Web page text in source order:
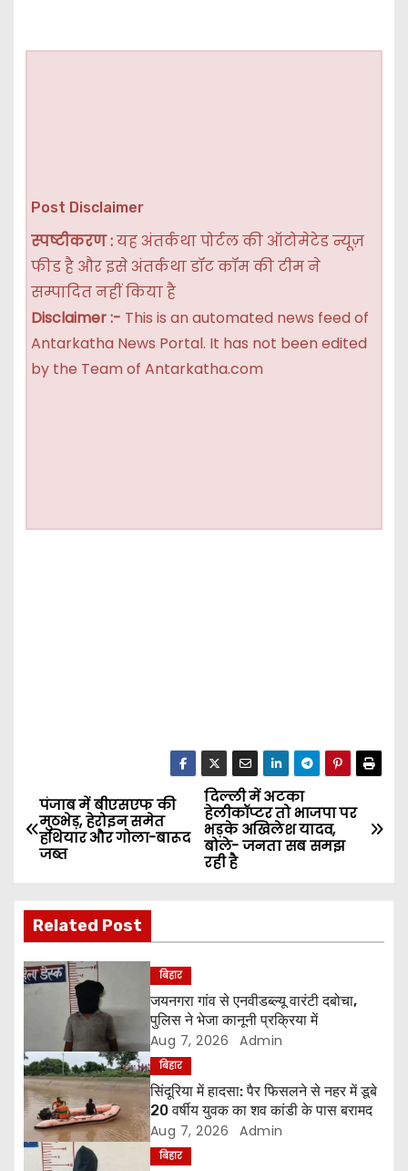
Post Disclaimer
स्पष्टीकरण :यह अंतर्कथा पोर्टल की ऑटोमेटेड न्यूज़
फीड है और इसे अंतर्कथा डॉट कॉम की टीम ने
सम्पादित नहीं किया है
Disclaimer :- This is an automated news feed of
Antarkatha News Portal. It has not been edited
by the Team of Antarkatha.com
P
o
t
n
a
i
g
a
दिल्ली में अटका
हेलीकॉप्टर तो भाजपा पर
भड़के अखिलेश यादव,
बोले- जनता सब समझ
रही है
पंजाब में बीएसएफ की
मुठभेड़, हेरोइन समेत
हथियार और गोला-बारूद
जब्त
Related Post
बिहार
जयनगरा गांव से एनवीडब्ल्यू वारंटी दबोचा,
पुलिस ने भेजा कानूनी प्रक्रिया में
Aug 7, 2026 Admin
बिहार
सिंदूरिया में हादसा: पैर फिसलने से नहर में डूबे
20 वर्षीय युवक का शव कांडी के पास बरामद
Aug 7, 2026 Admin
बिहार